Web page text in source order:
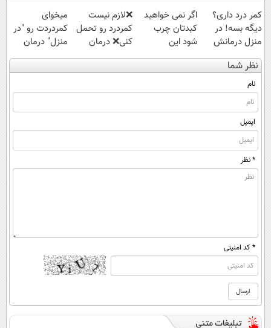
کمر درد داری؟
دیگه بسه! در
منزل درمانش
کن
(◀پرسش‌نامه)
اگر نمی خواهید
کبدتان چرب
شود این
نوشیدنی خوش
طعم را بنوشید
❌لازم نیست
کمردرد رو تحمل
کنی❌ درمان
بدون جراحی و
قرص
میخوای
کمردردت رو "در
منزل" درمان
کنی؟ (◂فیلم +
◂پرسش‌نامه)
نظر شما
نام
ایمیل
* نظر
* کد امنیتی